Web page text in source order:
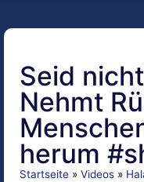
Seid
Nehmt
herum
Startseite » Videos »